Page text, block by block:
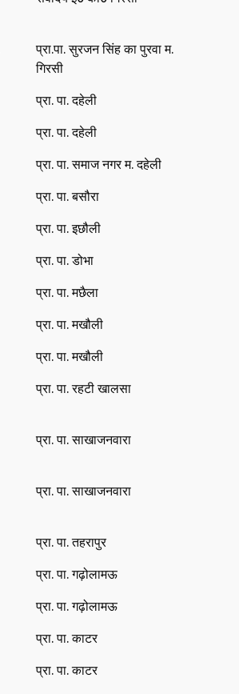
प्रा.पा. सुरजन सिंह का पुरवा म.
गिरसी
प्रा. पा. दहेली
प्रा. पा. दहेली
प्रा. पा. समाज नगर म. दहेली
प्रा. पा. बसौरा
प्रा. पा. इछौली
प्रा. पा. डोभा
प्रा. पा. मछैला
प्रा. पा. मखौली
प्रा. पा. मखौली
प्रा. पा. रहटी खालसा
प्रा. पा. साखाजनवारा
प्रा. पा. साखाजनवारा
प्रा. पा. तहरापुर
प्रा. पा. गढ़ोलामऊ
प्रा. पा. गढ़ोलामऊ
प्रा. पा. काटर
प्रा. पा. काटर